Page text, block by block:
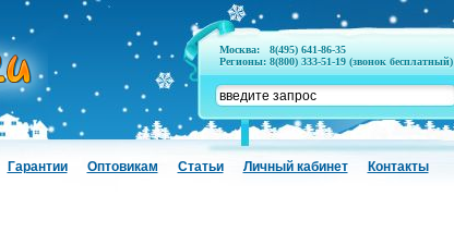
Москва:
8(495) 641-86-35
Регионы: 8(800) 333-51-19 (звонок бесплатный)
Гарантии Оптовикам Статьи Личный кабинет Контакты